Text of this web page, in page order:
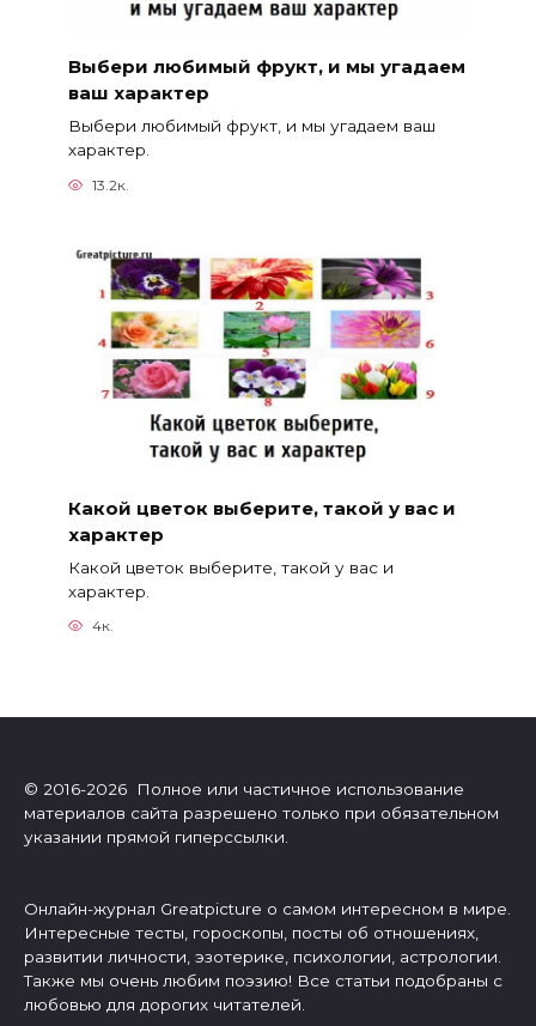
Выбери любимый фрукт, и мы угадаем
ваш характер
Выбери любимый фрукт, и мы угадаем ваш
характер.
13.2к.
Какой цветок выберите, такой у вас и
характер
Какой цветок выберите, такой у вас и
характер.
4к.
© 2016-2026 Полное или частичное использование
материалов сайта разрешено только при обязательном
указании прямой гиперссылки.
Онлайн-журнал Greatpicture о самом интересном в мире.
Интересные тесты, гороскопы, посты об отношениях,
развитии личности, эзотерике, психологии, астрологии.
Также мы очень любим поэзию! Все статьи подобраны с
любовью для дорогих читателей.